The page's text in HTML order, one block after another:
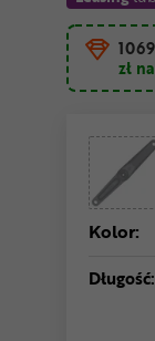
1069
zł
Kolor:
Długość: